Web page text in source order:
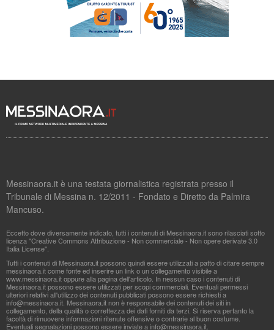
Messinaora.it è una testata giornalistica registrata presso il
Tribunale di Messina n. 12/2011 - Fondato e Diretto da Palmira
Mancuso.
Eccetto dove diversamente indicato, tutti i contenuti di Messinaora.it sono rilasciati sotto
licenza "Creative Commons Attribuzione - Non commerciale - Non opere derivate 3.0
Italia License".
Tutti i contenuti di Messinaora.it possono quindi essere utilizzati a patto di citare sempre
messinaora.it come fonte ed inserire un link o un collegamento visibile a
www.messinaora.it oppure alla pagina dell'articolo. In nessun caso i contenuti di
Messinaora.it possono essere utilizzati per scopi commerciali. Eventuali permessi
ulteriori relativi all'utilizzo dei contenuti pubblicati possono essere richiesti a
info@messinaora.it . Messinaora.it non è responsabile dei contenuti dei siti in
collegamento, della qualità o correttezza dei dati forniti da terzi. Si riserva pertanto la
facoltà di rimuovere informazioni ritenute offensive o contrarie al buon costume.
Eventuali segnalazioni possono essere inviate ainfo@messinaora.it